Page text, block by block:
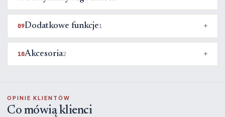
09Dodatkowe funkcje1
10Akcesoria2
OPINIE KLIENTÓW
Co mówią klienci